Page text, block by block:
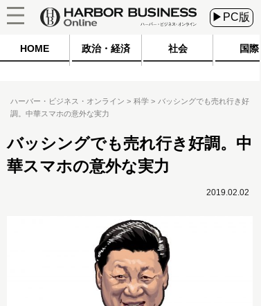
▶PC版
HOME 政治・経済 社会 国際
ハーバー・ビジネス・オンライン 科学
バッシングでも売れ行き好
調。中華スマホの意外な実力
バッシングでも売れ行き好調。中
華スマホの意外な実力
2019.02.02